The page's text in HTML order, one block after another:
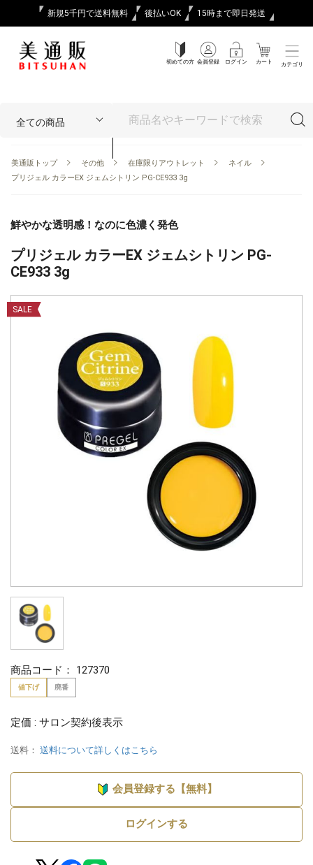
新規5千円で送料無料 後払いOK 15時まで即日発送
初めての方 会員登録 ログイン カート カテゴリ
美通販トップ その他 在庫限りアウトレット
ネイル
プリジェル カラーEX ジェムシトリン PG-CE933 3g
鮮やかな透明感！なのに色濃く発色
プリジェル カラーEX ジェムシトリン PG-
CE933 3g
SALE
商品コード： 127370
値下げ 廃番
定価 : サロン契約後表示
送料： 送料について詳しくはこちら
会員登録する【無料】
ログインする